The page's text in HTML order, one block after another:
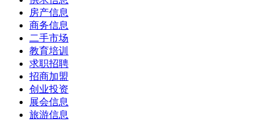
房产信息
商务信息
二手市场
教育培训
求职招聘
招商加盟
创业投资
展会信息
旅游信息